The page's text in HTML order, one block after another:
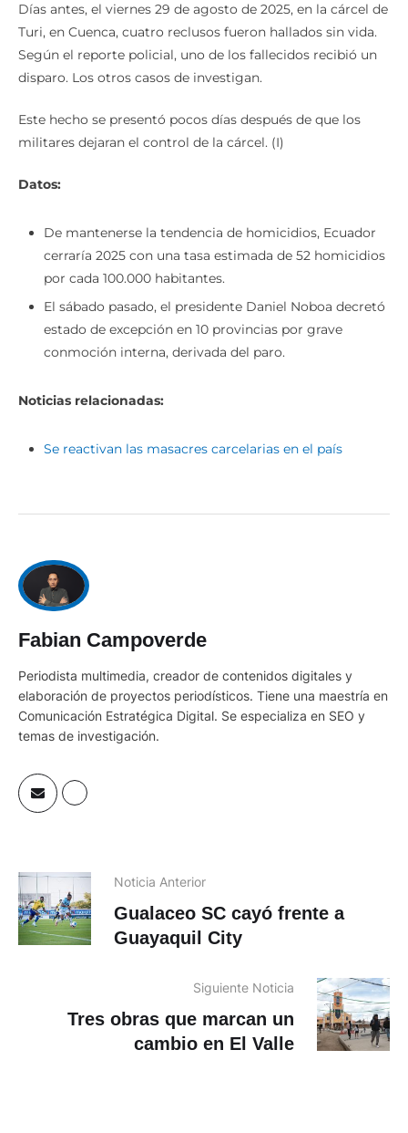
Días antes, el viernes 29 de agosto de 2025, en la cárcel de
Turi, en Cuenca, cuatro reclusos fueron hallados sin vida.
Según el reporte policial, uno de los fallecidos recibió un
disparo. Los otros casos de investigan.
Este hecho se presentó pocos días después de que los
militares dejaran el control de la cárcel. (I)
Datos:
De mantenerse la tendencia de homicidios, Ecuador
cerraría 2025 con una tasa estimada de 52 homicidios
por cada 100.000 habitantes.
El sábado pasado, el presidente Daniel Noboa decretó
estado de excepción en 10 provincias por grave
conmoción interna, derivada del paro.
Noticias relacionadas:
Se reactivan las masacres carcelarias en el país
Fabian Campoverde
Periodista multimedia, creador de contenidos digitales y
elaboración de proyectos periodísticos. Tiene una maestría en
Comunicación Estratégica Digital. Se especializa en SEO y
temas de investigación.
Noticia Anterior
Gualaceo SC cayó frente a
Guayaquil City
Siguiente Noticia
Tres obras que marcan un
cambio en El Valle